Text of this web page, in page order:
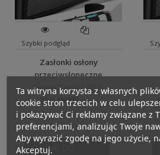
Szybki podgląd
Zasłonki osłony
przeciwsłoneczne
Skoda Rapid (2012-
2019)
200,49 zł Brutto
Dostawa: od 1 do 2 dni
roboczych
DODAJ DO
Ta witryna korzysta z własnych
cookie stron trzecich w celu
i pokazywać Ci reklamy związane z
preferencjami, analizując Twoje
Aby wyrazić zgodę na jego użycie,
Akceptuj.